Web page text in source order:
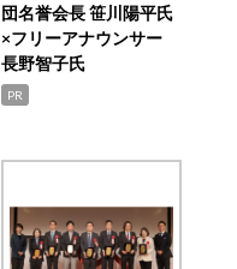
団名誉会長 笹川陽平氏
×フリーアナウンサー
長野智子氏
PR